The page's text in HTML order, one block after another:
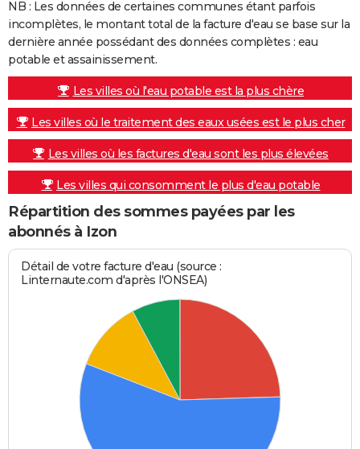
NB : Les données de certaines communes étant parfois
incomplètes, le montant total de la facture d'eau se base sur la
dernière année possédant des données complètes : eau
potable et assainissement.
Les villes où l'eau potable est la plus chère
Les villes où le traitement des eaux usées est le plus cher
Les villes où les factures d'eau sont les plus élevées
Les villes qui consomment le plus d'eau potable
Répartition des sommes payées par les
abonnés à Izon
Détail de votre facture d'eau (source :
Linternaute.com d'après l'ONSEA)